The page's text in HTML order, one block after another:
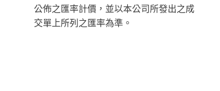
公佈之匯率計價，並以本公司所發出之成
交單上所列之匯率為準。